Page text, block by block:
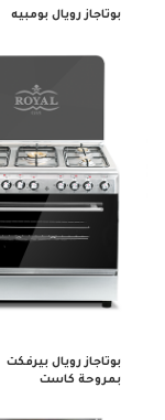
بوتاجاز رويال بومبيه
بوتاجاز رويال بيرفكت
بمروحة كاست